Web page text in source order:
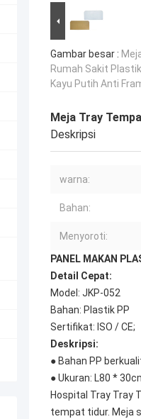
Gambar besar :
Rumah Sakit
Kayu Putih Anti
Meja Tray
Deskripsi
warna:
Bahan:
Menyoroti:
PANEL MAKAN
Detail Cepat:
Model: JKP-052
Bahan: Plastik PP
Sertifikat: ISO / CE;
Deskripsi:
● Bahan PP
● Ukuran: L80 *
Hospital Tray Tray
tempat tidur. Meja